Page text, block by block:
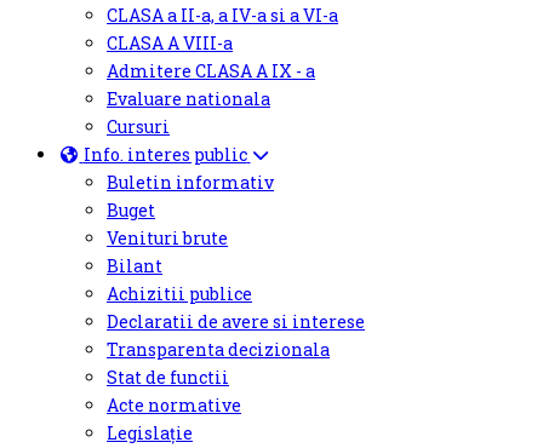
CLASA a II-a, a IV-a si a VI-a
CLASA A VIII-a
Admitere CLASA A IX - a
Evaluare nationala
Cursuri
Info. interes public
Buletin informativ
Buget
Venituri brute
Bilant
Achizitii publice
Declaratii de avere si interese
Transparenta decizionala
Stat de functii
Acte normative
Legislație